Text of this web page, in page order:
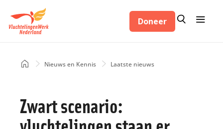
inhoud
Doneer Zoeken
Zoeken
HomeNieuws en Kennis Laatste nieuws
Zwart scenario: